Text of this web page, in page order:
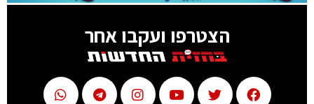
הצטרפו ועקבו אחר